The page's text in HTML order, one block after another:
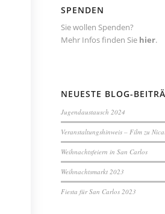
SPENDEN
Sie wollen Spenden?
Mehr Infos finden Sie hier.
NEUESTE BLOG-
Jugendaustausch 2024
Veranstaltungshinweis – Film zu
Weihnachtsfeiern in San Carlos
Weihnachtsmarkt 2023
Fiesta für San Carlos 2023